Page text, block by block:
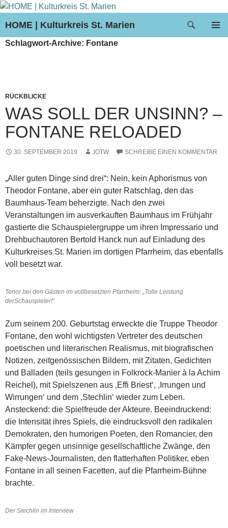
HOME | Kulturkreis St. Marien
INHALT
Schlagwort-Archive: Fontane
RÜCKBLICKE
WAS SOLL DER UNSINN? –
FONTANE RELOADED
30. SEPTEMBER 2019 JOTW SCHREIBE EINEN KOMMENTAR
„Aller guten Dinge sind drei“: Nein, kein Aphorismus von
Theodor Fontane, aber ein guter Ratschlag, den das
Baumhaus-Team beherzigte. Nach den zwei
Veranstaltungen im ausverkauften Baumhaus im Frühjahr
gastierte die Schauspielergruppe um ihren Impressario und
Drehbuchautoren Bertold Hanck nun auf Einladung des
Kulturkreises St. Marien im dortigen Pfarrheim, das ebenfalls
voll besetzt war.
Tenor bei den Gästen im vollbesetzten Pfarrheim: „Tolle Leistung
derSchauspieler!“
Zum seinem 200. Geburtstag erweckte die Truppe Theodor
Fontane, den wohl wichtigsten Vertreter des deutschen
poetischen und literarischen Realismus, mit biografischen
Notizen, zeitgenössischen Bildern, mit Zitaten, Gedichten
und Balladen (teils gesungen in Folkrock-Manier à la Achim
Reichel), mit Spielszenen aus ‚Effi Briest‘, ‚Irrungen und
Wirrungen‘ und dem ‚Stechlin‘ wieder zum Leben.
Ansteckend: die Spielfreude der Akteure. Beeindruckend:
die Intensität ihres Spiels, die eindrucksvoll den radikalen
Demokraten, den humorigen Poeten, den Romancier, den
Kämpfer gegen unsinnige gesellschaftliche Zwänge, den
Fake-News-Journalisten, den flatterhaften Politiker, eben
Fontane in all seinen Facetten, auf die Pfarrheim-Bühne
brachte.
Der Stechlin im Interview